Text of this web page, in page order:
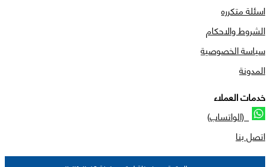
اسئلة متكرره
الشروط والاحكام
سياسة الخصوصية
المدونة
خدمات العملاء
(الواتساب)
اتصل بنا